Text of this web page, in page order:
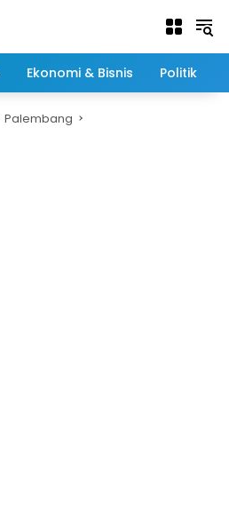
Ekonomi & Bisnis Politik
Palembang